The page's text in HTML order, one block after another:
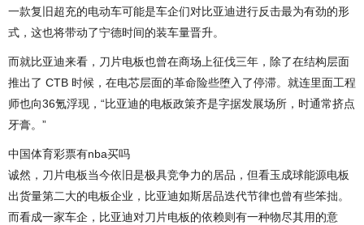
一款复旧超充的电动车可能是车企们对比亚迪进行反击最为有劲的形
式，这也将带动了宁德时间的装车量晋升。
而就比亚迪来看，刀片电板也曾在商场上征伐三年，除了在结构层面
推出了 CTB 时候，在电芯层面的革命险些堕入了停滞。就连里面工程
师也向36氪浮现，“比亚迪的电板政策齐是字据发展场所，时通常挤点
牙膏。”
中国体育彩票有nba买吗
诚然，刀片电板当今依旧是极具竞争力的居品，但看玉成球能源电板
出货量第二大的电板企业，比亚迪如斯居品迭代节律也曾有些笨拙。
而看成一家车企，比亚迪对刀片电板的依赖则有一种物尽其用的意